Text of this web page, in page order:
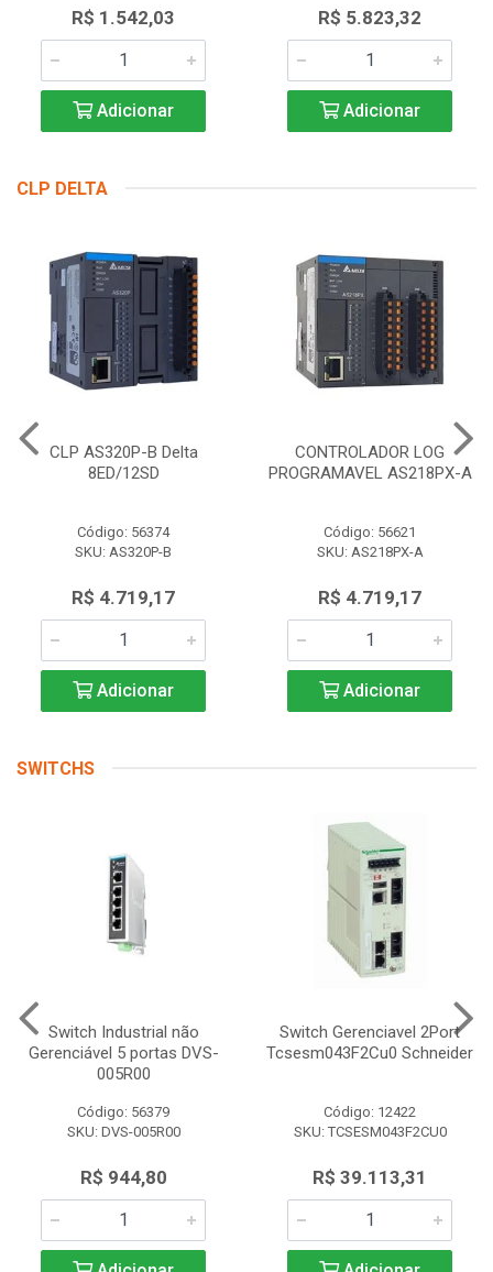
R$ 1.542,03
Adicionar
R$ 5.823,32
Adicionar
CLP DELTA
CLP AS320P-B Delta
8ED/12SD
Código: 56374
SKU: AS320P-B
R$ 4.719,17
Adicionar
CONTROLADOR LOG
PROGRAMAVEL AS218PX-A
Código: 56621
SKU: AS218PX-A
R$ 4.719,17
Adicionar
SWITCHS
Switch Industrial não
Gerenciável 5 portas DVS-
005R00
Código: 56379
SKU: DVS-005R00
R$ 944,80
Switch Gerenciavel 2Port
Tcsesm043F2Cu0 Schneider
Código: 12422
SKU: TCSESM043F2CU0
R$ 39.113,31